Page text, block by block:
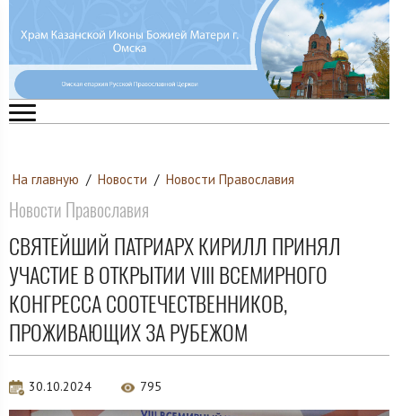
На главную / Новости / Новости Православия
Новости Православия
СВЯТЕЙШИЙ ПАТРИАРХ КИРИЛЛ ПРИНЯЛ
УЧАСТИЕ В ОТКРЫТИИ VIII ВСЕМИРНОГО
КОНГРЕССА СООТЕЧЕСТВЕННИКОВ,
ПРОЖИВАЮЩИХ ЗА РУБЕЖОМ
30.10.2024 795